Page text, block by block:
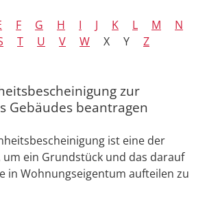
F G H I J K L M
N
T U V W X Y Z
zur
Gebäudes beantragen
ist eine der
ein Grundstück und das darauf
in Wohnungseigentum aufteilen zu